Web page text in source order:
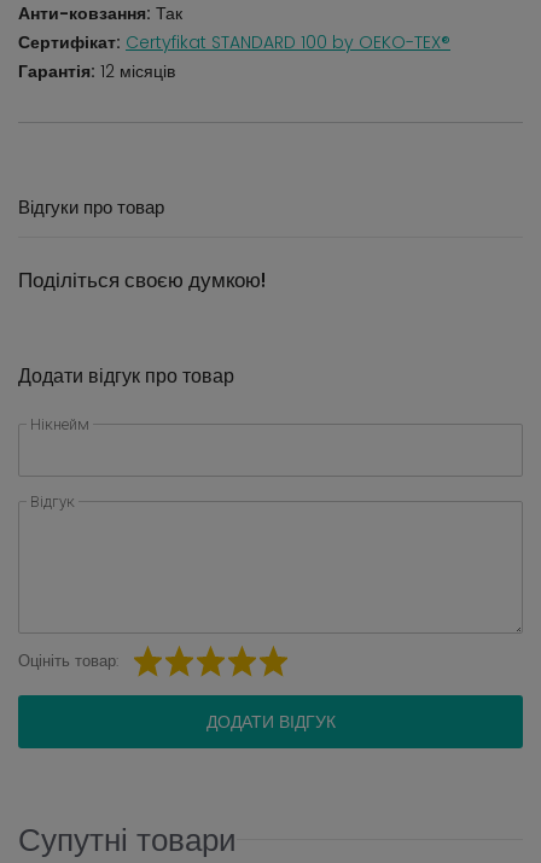
Анти-ковзання: Так
Сертифікат: Certyfikat STANDARD 100 by OEKO-TEX®
Гарантія: 12 місяців
Відгуки про товар
Поділіться своєю думкою!
Додати відгук про товар
Нікнейм
Відгук
Оцініть товар:
ДОДАТИ ВІДГУК
Супутні товари